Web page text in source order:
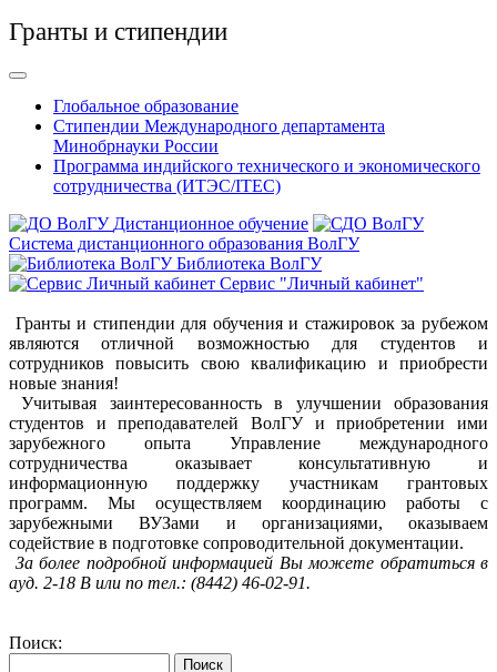
Гранты и стипендии
Глобальное образование
Стипендии Международного департамента
Минобрнауки России
Программа индийского технического и экономического
сотрудничества (ИТЭС/ITEC)
Дистанционное обучение
Система дистанционного образования ВолГУ
Библиотека ВолГУ
Сервис "Личный кабинет"
Гранты и стипендии для обучения и стажировок за рубежом
являются отличной возможностью для студентов и
сотрудников повысить свою квалификацию и приобрести
новые знания!
Учитывая заинтересованность в улучшении образования
студентов и преподавателей ВолГУ и приобретении ими
зарубежного опыта Управление международного
сотрудничества оказывает консультативную и
информационную поддержку участникам грантовых
программ. Мы осуществляем координацию работы с
зарубежными ВУЗами и организациями, оказываем
содействие в подготовке сопроводительной документации.
За более подробной информацией Вы можете обратиться в
ауд. 2-18 В или по тел.: (8442) 46-02-91.
Поиск: